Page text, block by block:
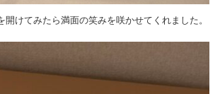
開けてみたら満面の笑みを咲かせてくれました。